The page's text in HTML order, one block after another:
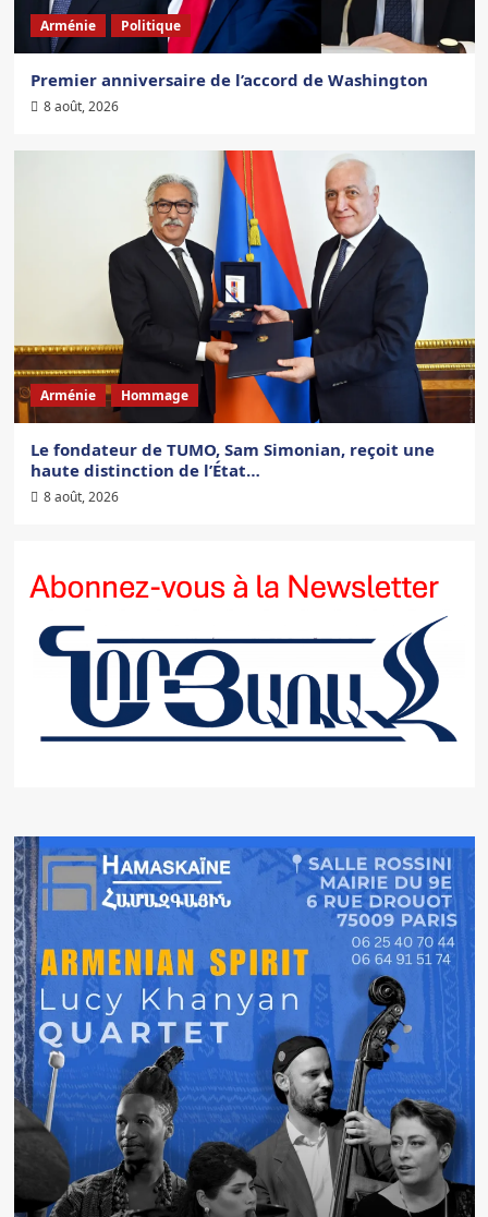
Arménie Politique
Premier anniversaire de l’accord de Washington
8 août, 2026
Arménie Hommage
Le fondateur de TUMO, Sam Simonian, reçoit une
haute distinction de l’État…
8 août, 2026